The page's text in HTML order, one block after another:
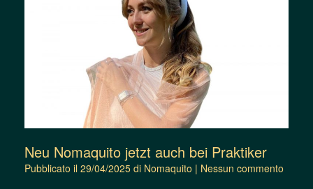
Neu Nomaquito jetzt auch bei Praktiker
Pubblicato il 29/04/2025 di Nomaquito | Nessun commento